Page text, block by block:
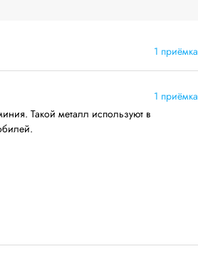
1 приёмка
1 приёмка
Такой металл используют в